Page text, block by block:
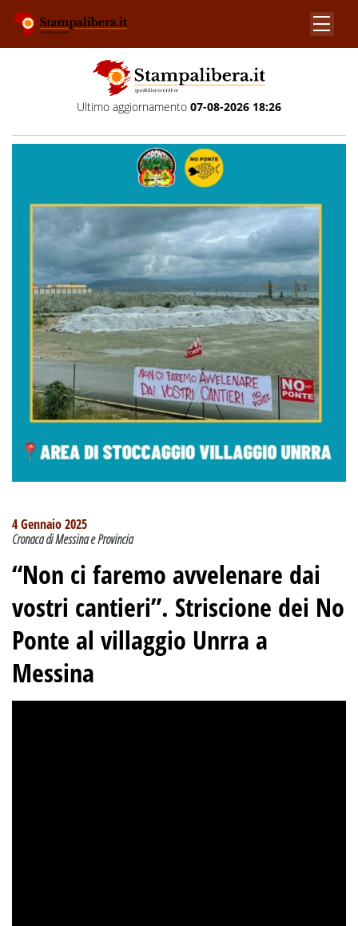
Ultimo aggiornamento 07-08-2026 18:26
4 Gennaio 2025
Cronaca di Messina e Provincia
“Non ci faremo avvelenare dai
vostri cantieri”. Striscione dei No
Ponte al villaggio Unrra a
Messina